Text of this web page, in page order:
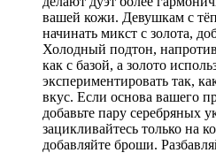
вашей кожи. Девушкам с
начинать микст с золота,
Холодный подтон,
как с базой, а золото
экспериментировать так,
вкус. Если основа вашего
добавьте пару серебряных
зацикливайтесь только на
добавляйте броши.